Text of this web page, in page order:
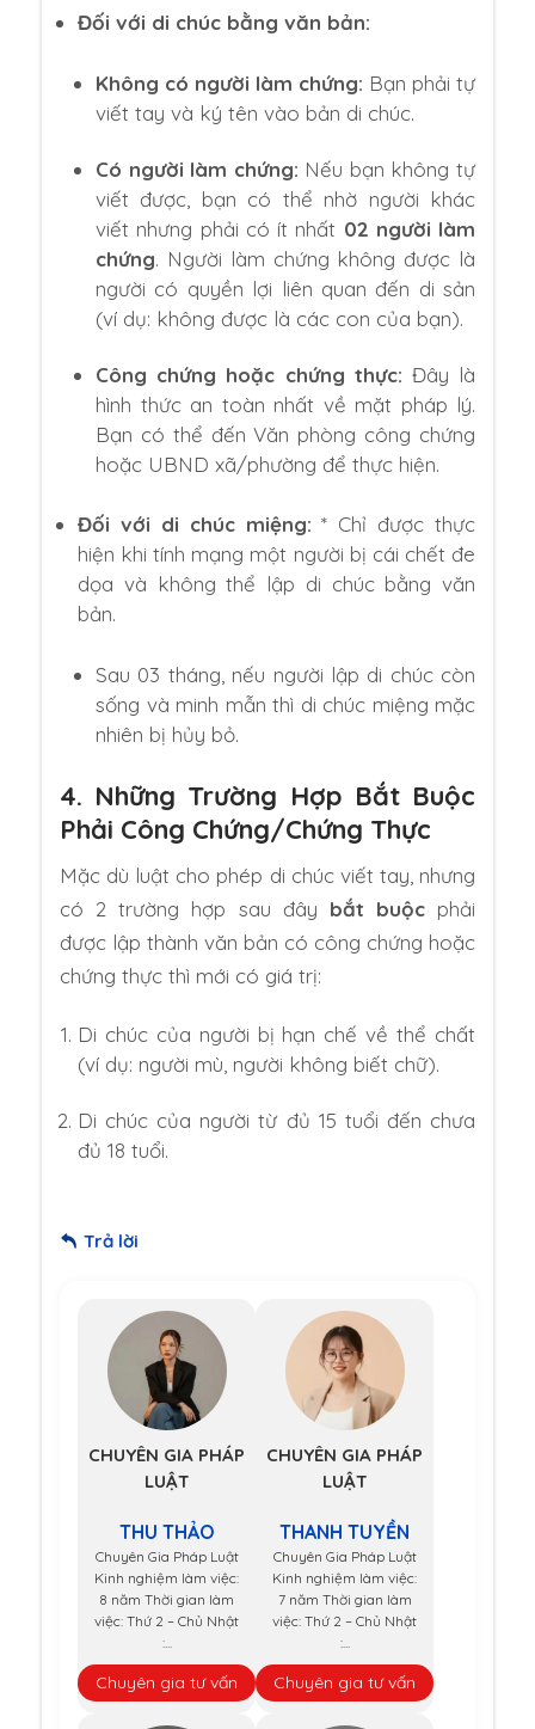
Đối với di chúc bằng văn bản:
Không có người làm chứng: Bạn phải tự
viết tay và ký tên vào bản di chúc.
Có người làm chứng: Nếu bạn không tự
viết được, bạn có thể nhờ người khác
viết nhưng phải có ít nhất 02 người làm
chứng. Người làm chứng không được là
người có quyền lợi liên quan đến di sản
(ví dụ: không được là các con của bạn).
Công chứng hoặc chứng thực: Đây là
hình thức an toàn nhất về mặt pháp lý.
Bạn có thể đến Văn phòng công chứng
hoặc UBND xã/phường để thực hiện.
Đối với di chúc miệng: * Chỉ được thực
hiện khi tính mạng một người bị cái chết đe
dọa và không thể lập di chúc bằng văn
bản.
Sau 03 tháng, nếu người lập di chúc còn
sống và minh mẫn thì di chúc miệng mặc
nhiên bị hủy bỏ.
4. Những Trường Hợp Bắt Buộc
Phải Công Chứng/Chứng Thực
Mặc dù luật cho phép di chúc viết tay, nhưng
có 2 trường hợp sau đây bắt buộcphải
được lập thành văn bản có công chứng hoặc
chứng thực thì mới có giá trị:
Di chúc của người bị hạn chế về thể chất
(ví dụ: người mù, người không biết chữ).
Di chúc của người từ đủ 15 tuổi đến chưa
đủ 18 tuổi.
Trả lời
CHUYÊN GIA PHÁP
LUẬT
THU THẢO
Chuyên Gia Pháp Luật
Kinh nghiệm làm việc:
8 năm Thời gian làm
việc: Thứ 2 – Chủ Nhật
:...
Chuyên gia tư vấn
CHUYÊN GIA PHÁP
LUẬT
THANH TUYỀN
Chuyên Gia Pháp Luật
Kinh nghiệm làm việc:
7 năm Thời gian làm
việc: Thứ 2 – Chủ Nhật
:...
Chuyên gia tư vấn